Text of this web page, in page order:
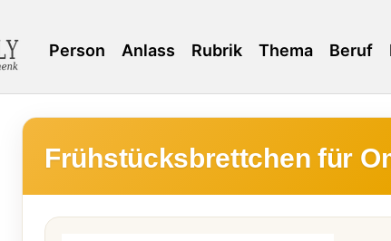
Person Anlass Rubrik Thema Beruf
Frühstücksbrettchen für